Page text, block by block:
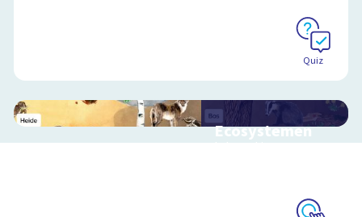
Schoolplaat
Quiz
Ecosystemen
Interactieve